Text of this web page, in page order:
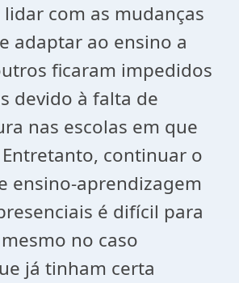
com as mudanças
adaptar ao ensino a
ficaram impedidos
devido à falta de
nas escolas em que
continuar o
ensino-aprendizagem
é difícil para
no caso
já tinham certa